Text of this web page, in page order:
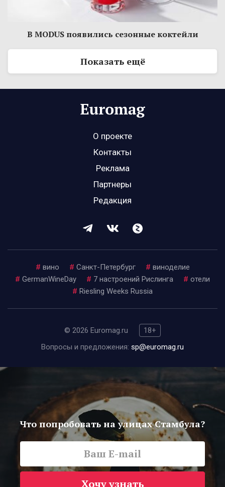
В MODUS появились сезонные коктейли
Показать ещё
О проекте
Контакты
Реклама
Партнеры
Редакция
# вино # Санкт-Петербург # виноделие
# GermanWineDay # 7 настроений Рислинга # отели
# Riesling Weeks Russia
© 2026 Euromag.ru
18+
Вопросы и предложения: sp@euromag.ru
Что попробовать на улицах Стамбула?
Хочу узнать